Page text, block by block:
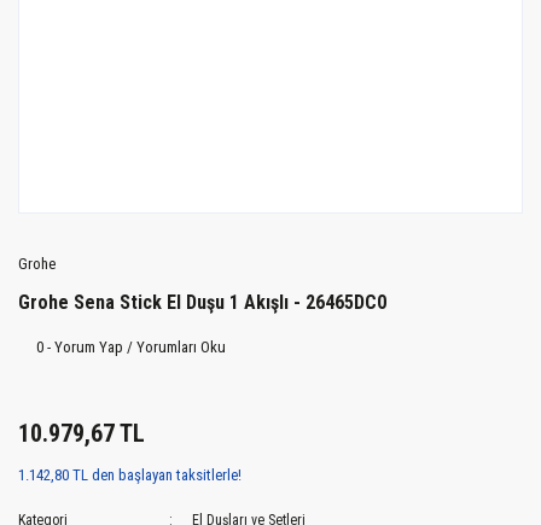
Grohe
Grohe Sena Stick El Duşu 1 Akışlı - 26465DC0
0 - Yorum Yap / Yorumları Oku
10.979,67 TL
1.142,80 TL den başlayan taksitlerle!
Kategori
El Duşları ve Setleri